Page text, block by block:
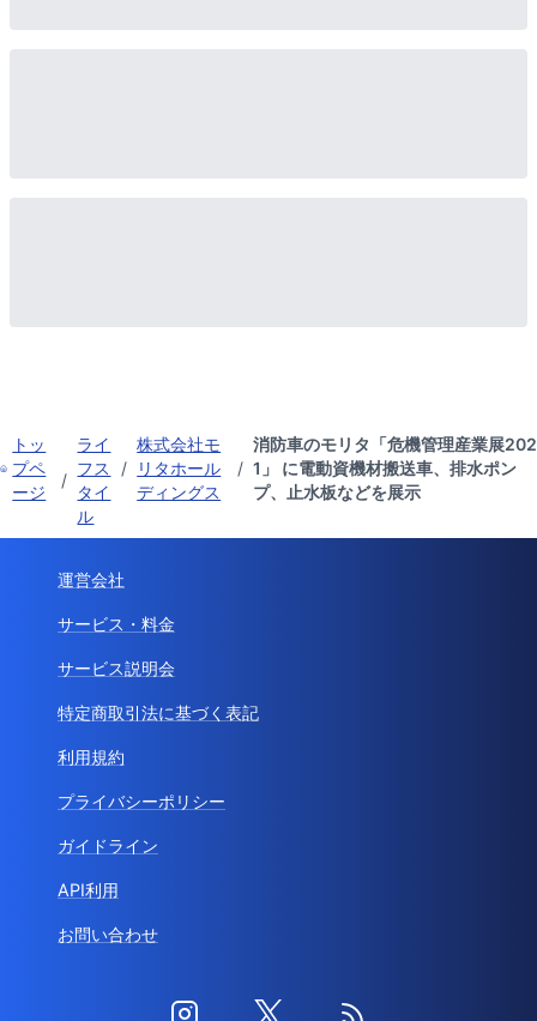
トッ
プペ
ージ
/
ライ
フス
タイ
ル
/
株式会社モ
リタホール
ディングス
/
消防車のモリタ「危機管理産業展202
1」 に電動資機材搬送車、排水ポン
プ、止水板などを展示
運営会社
サービス・料金
サービス説明会
特定商取引法に基づく表記
利用規約
プライバシーポリシー
ガイドライン
API利用
お問い合わせ